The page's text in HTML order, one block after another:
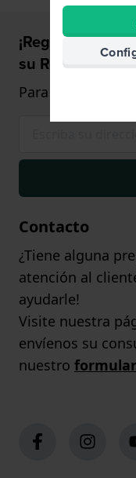
¡Regístrase y
su Reloj!
Para gastar
Contacto
¿Tiene alguna
atención al
ayudarle!
Visite nuestra
envíenos su
nuestro